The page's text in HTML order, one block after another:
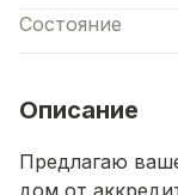
Состояние
Описание
Предлагаю
дом от